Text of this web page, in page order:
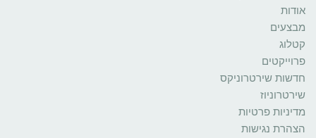
אודות
מבצעים
קטלוג
פרוייקטים
חדשות שירטרוניקס
שירטרוניוז
מדיניות פרטיות
הצהרת נגישות